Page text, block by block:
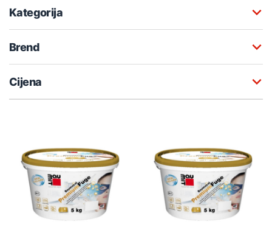
Kategorija
Brend
Cijena